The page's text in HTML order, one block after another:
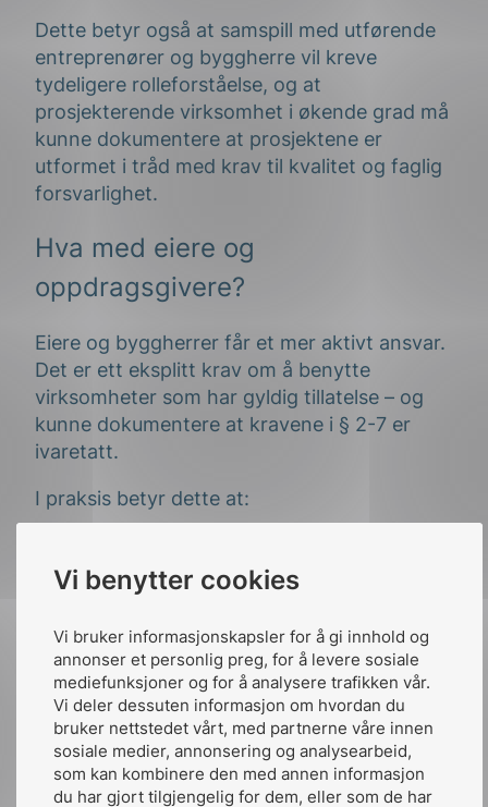
Vi benytter cookies
Vi bruker informasjonskapsler for å gi innhold og
annonser et personlig preg, for å levere sosiale
mediefunksjoner og for å analysere trafikken vår.
Vi deler dessuten informasjon om hvordan du
bruker nettstedet vårt, med partnerne våre innen
sosiale medier, annonsering og analysearbeid,
som kan kombinere den med annen informasjon
du har gjort tilgjengelig for dem, eller som de har
Dette betyr også at samspill med utførende
entreprenører og byggherre vil kreve
tydeligere rolleforståelse, og at
prosjekterende virksomhet i økende grad må
kunne dokumentere at prosjektene er
utformet i tråd med krav til kvalitet og faglig
forsvarlighet.
Hva med eiere og
oppdragsgivere?
Eiere og byggherrer får et mer aktivt ansvar.
Det er ett eksplitt krav om å benytte
virksomheter som har gyldig tillatelse – og
kunne dokumentere at kravene i § 2-7 er
ivaretatt.
I praksis betyr dette at:
de nye kravene.
og etterprøving av leverandørens
tillatelser og dokumentasjon.
Risikoen ved å bruke ikke-godkjente
aktører øker, både juridisk og
driftsmessig.